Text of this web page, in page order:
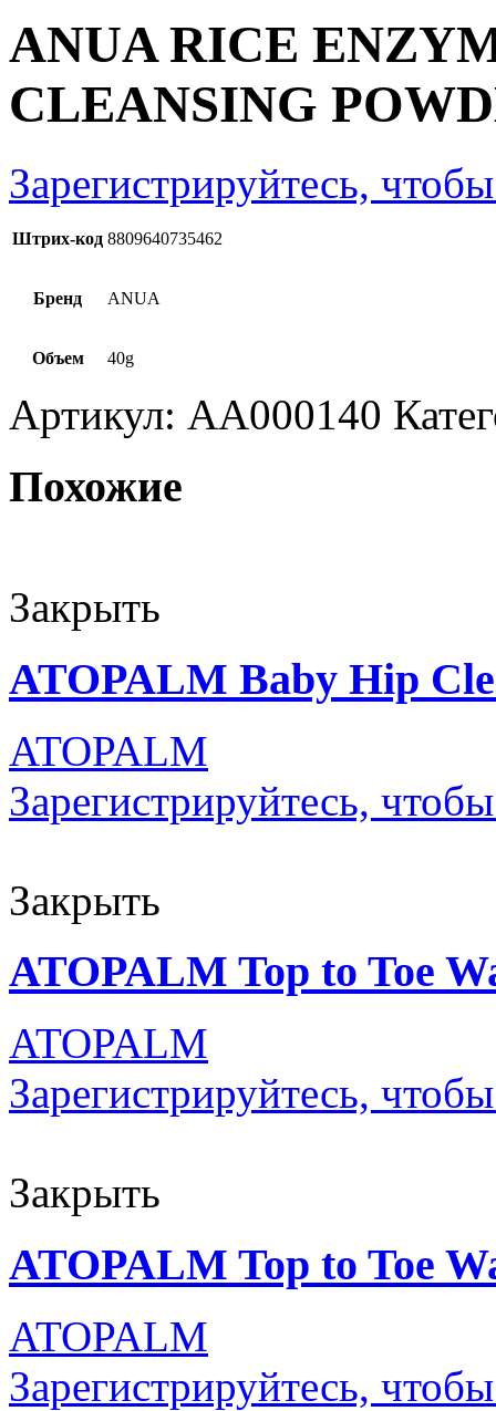
ANUA RICE
CLEANSING
Зарегистрируйтесь,
Штрих-код 8809640735462
Бренд ANUA
Объем 40g
Артикул: AA000140
Похожие
Закрыть
ATOPALM Baby Hip
ATOPALM
Зарегистрируйтесь,
Закрыть
ATOPALM Top to Toe
ATOPALM
Зарегистрируйтесь,
Закрыть
ATOPALM Top to Toe
ATOPALM
Зарегистрируйтесь,